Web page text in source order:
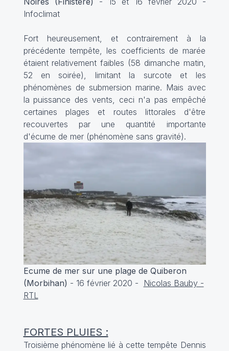
Infoclimat
Fort heureusement, et contrairement à la
précédente tempête, les coefficients de marée
étaient relativement faibles (58 dimanche matin,
52 en soirée), limitant la surcote et les
phénomènes de submersion marine. Mais avec
la puissance des vents, ceci n'a pas empêché
certaines plages et routes littorales d'être
recouvertes par une quantité importante
d'écume de mer (phénomène sans gravité).
Ecume de mer sur une plage de Quiberon
(Morbihan) - 16 février 2020 - Nicolas Bauby -
RTL
FORTES PLUIES :
Troisième phénomène lié à cette tempête Dennis